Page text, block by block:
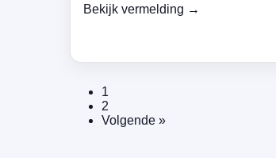
Bekijk vermelding →
1
2
Volgende »